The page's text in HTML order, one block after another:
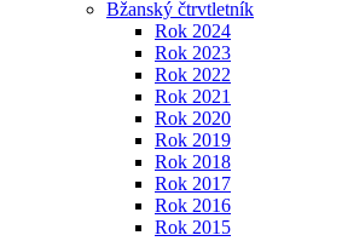
Bžanský čtrvtletník
Rok 2024
Rok 2023
Rok 2022
Rok 2021
Rok 2020
Rok 2019
Rok 2018
Rok 2017
Rok 2016
Rok 2015